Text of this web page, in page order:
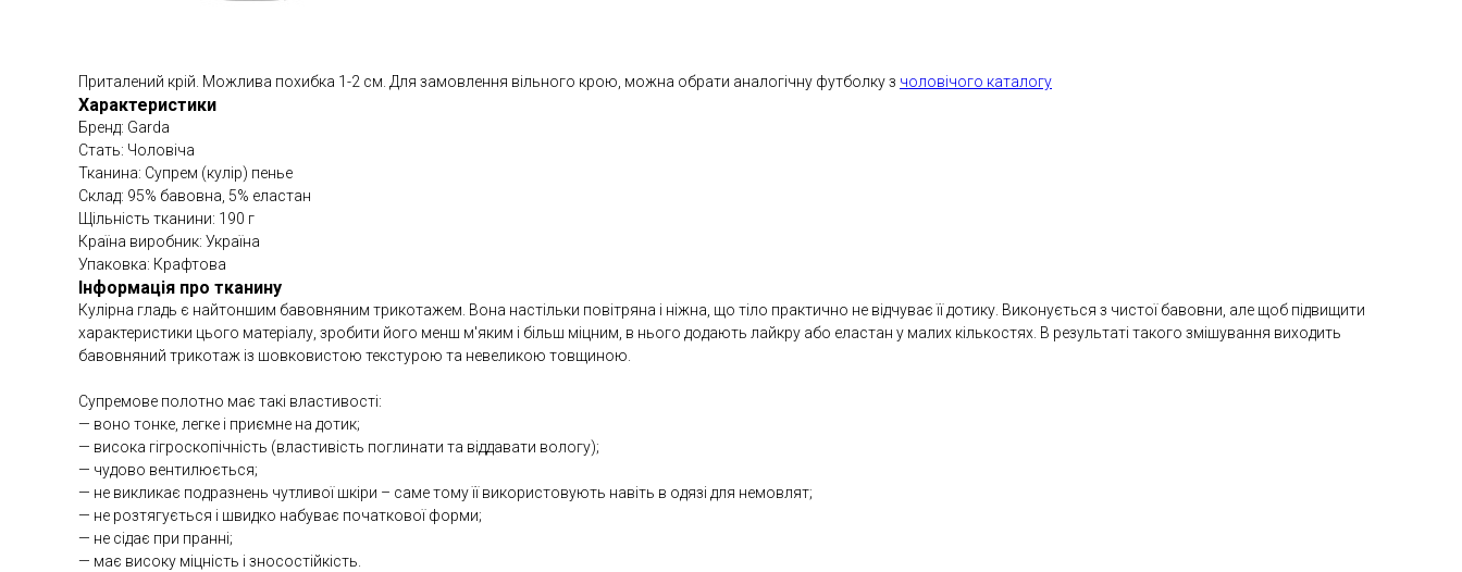
Приталений крій. Можлива похибка 1-2 см. Для замовлення вільного крою, можна обрати аналогічну футболку з чоловічого каталогу
Характеристики
Бренд: Garda
Стать: Чоловіча
Тканина: Супрем (кулір) пенье
Склад: 95% бавовна, 5% еластан
Щільність тканини: 190 г
Країна виробник: Україна
Упаковка: Крафтова
Інформація про тканину
Кулірна гладь є найтоншим бавовняним трикотажем. Вона настільки повітряна і ніжна, що тіло практично не відчуває її дотику. Виконується з чистої бавовни, але щоб підвищити
характеристики цього матеріалу, зробити його менш м'яким і більш міцним, в нього додають лайкру або еластан у малих кількостях. В результаті такого змішування виходить
бавовняний трикотаж із шовковистою текстурою та невеликою товщиною.
Супремове полотно має такі властивості:
— воно тонке, легке і приємне на дотик;
— висока гігроскопічність (властивість поглинати та віддавати вологу);
— чудово вентилюється;
— не викликає подразнень чутливої ​​шкіри – саме тому її використовують навіть в одязі для немовлят;
— не розтягується і швидко набуває початкової форми;
— не сідає при пранні;
— має високу міцність і зносостійкість.